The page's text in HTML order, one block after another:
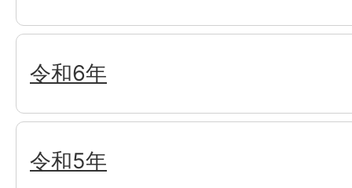
令和6年
令和5年